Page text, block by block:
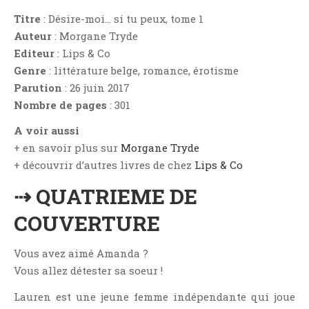
Dark Erotica
Drame
Dystopie
Epistolaire
Erotique
Fait Divers
Fantastique
Feel Good
Histoire De Vie
Historique
Horreur
Humour
Titre : Désire-moi… si tu peux, tome 1
Auteur : Morgane Tryde
Editeur : Lips & Co
Genre : littérature belge, romance, érotisme
Parution : 26 juin 2017
Nombre de pages : 301
A voir aussi
+ en savoir plus sur Morgane Tryde
+ découvrir d’autres livres de chez Lips & Co
⇢ QUATRIEME DE
COUVERTURE
Vous avez aimé Amanda ?
Vous allez détester sa soeur !
Lauren est une jeune femme indépendante qui joue